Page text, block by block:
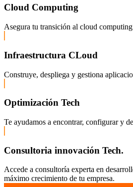
Cloud Computing
Asegura tu transición al cloud
Infraestructura CLoud
Construye, despliega y gestiona
Optimización Tech
Te ayudamos a encontrar, configurar y
Consultoria innovación Tech.
Accede a consultoría experta en
máximo crecimiento de tu empresa.